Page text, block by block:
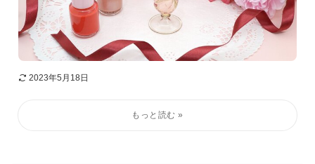
2023年5月18日